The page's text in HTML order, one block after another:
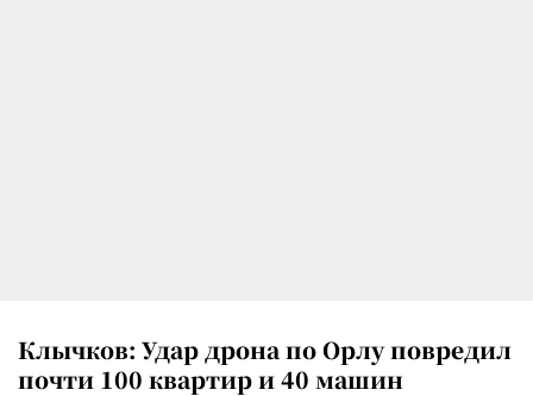
Клычков: Удар дрона по Орлу повредил
почти 100 квартир и 40 машин